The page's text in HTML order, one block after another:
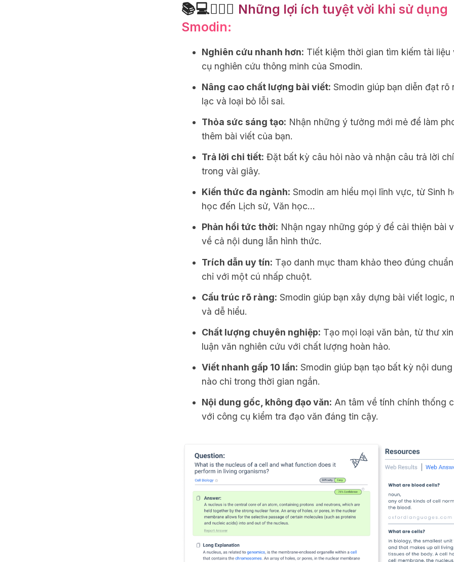
📚💻✍🏼📓 Những lợi ích tuyệt vời khi sử dụng
Smodin:
Nghiên cứu nhanh hơn: Tiết kiệm thời gian tìm kiếm tài liệu
cụ nghiên cứu thông minh của Smodin.
Nâng cao chất lượng bài viết: Smodin giúp bạn diễn đạt rõ
lạc và loại bỏ lỗi sai.
Thỏa sức sáng tạo: Nhận những ý tưởng mới mẻ để làm
thêm bài viết của bạn.
Trả lời chi tiết: Đặt bất kỳ câu hỏi nào và nhận câu trả lời
trong vài giây.
Kiến thức đa ngành: Smodin am hiểu mọi lĩnh vực, từ Sinh
học đến Lịch sử, Văn học...
Phản hồi tức thời: Nhận ngay những góp ý để cải thiện bài
về cả nội dung lẫn hình thức.
Trích dẫn uy tín: Tạo danh mục tham khảo theo đúng
chỉ với một cú nhấp chuột.
Cấu trúc rõ ràng: Smodin giúp bạn xây dựng bài viết logic,
và dễ hiểu.
Chất lượng chuyên nghiệp: Tạo mọi loại văn bản, từ thư
luận văn nghiên cứu với chất lượng hoàn hảo.
Viết nhanh gấp 10 lần: Smodin giúp bạn tạo bất kỳ nội
nào chỉ trong thời gian ngắn.
Nội dung gốc, không đạo văn: An tâm về tính chính thống
với công cụ kiểm tra đạo văn đáng tin cậy.